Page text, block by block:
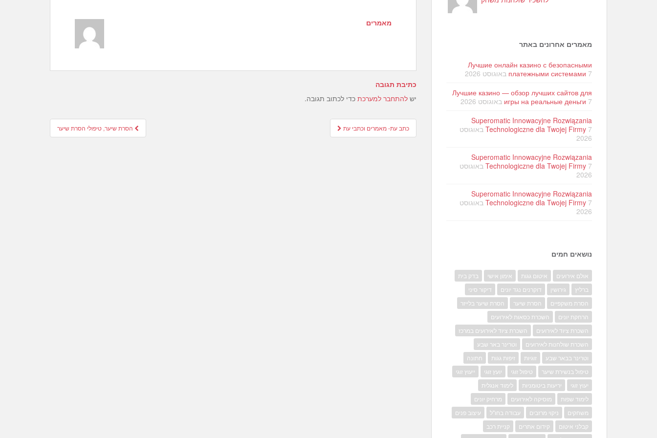
מאמרים
כתיבת תגובה
יש להתחבר למערכת כדי לכתוב תגובה.
Post
navigation
הסרת שיער, טיפולי הסרת שיער כתב עת- מאמרים וכתבי עת
מאמרים אחרונים באתר
Лучшие онлайн казино с безопасными
платежными системами 7 באוגוסט 2026
Лучшие казино — обзор лучших сайтов для
игры на реальные деньги 7 באוגוסט 2026
Superomatic Innowacyjne Rozwiązania
Technologiczne dla Twojej Firmy 7 באוגוסט
2026
Superomatic Innowacyjne Rozwiązania
Technologiczne dla Twojej Firmy 7 באוגוסט
2026
Superomatic Innowacyjne Rozwiązania
Technologiczne dla Twojej Firmy 7 באוגוסט
2026
נושאים חמים
אולם אירועים איטום גגות אימון אישי
בדק בית
ברליץ
גירושין דוקרנים נגד יונים
דיקור סיני
הסרת משקפיים
הסרת שיער
הסרת שיער בלייזר
הרחקת יונים
השכרת כסאות לאירועים
השכרת ציוד לאירועים
השכרת ציוד לאירועים במרכז
השכרת שולחנות לאירועים
וטרינר באר שבע
וטרינר בבאר שבע
זוגיות זיפות גגות
חתונה
טיפול בנשירת שיער
טיפול זוגי יועץ זוגי
ייעוץ זוגי
יעוץ זוגי
יריעות ביטומניות
לימוד אנגלית
לימוד שפות
מוסיקה לאירועים
מרחיק יונים
משחקים
ניקוי מרזבים עבודה בחו"ל
עיצוב פנים
קבלני איטום
קידום אתרים
קניית רכב